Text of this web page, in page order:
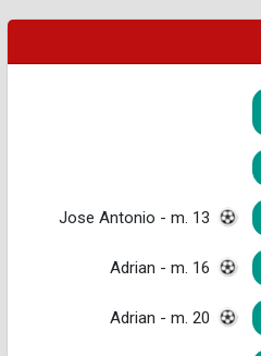
Jose Antonio - m. 13
Adrian - m. 16
Adrian - m. 20